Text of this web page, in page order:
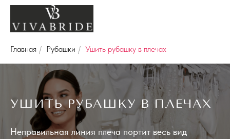
Главная / Рубашки / Ушить рубашку в плечах
УШИТЬ РУБАШКУ В ПЛЕЧАХ
Неправильная линия плеча портит весь вид